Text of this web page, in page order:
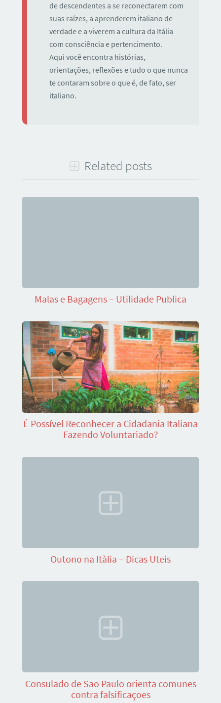
de descendentes a se reconectarem com
suas raízes, a aprenderem italiano de
verdade e a viverem a cultura da Itália
com consciência e pertencimento.
Aqui você encontra histórias,
orientações, reflexões e tudo o que nunca
te contaram sobre o que é, de fato, ser
italiano.
Related posts
Malas e Bagagens – Utilidade Publica
É Possível Reconhecer a Cidadania Italiana
Fazendo Voluntariado?
Outono na Itàlia – Dicas Uteis
Consulado de Sao Paulo orienta comunes
contra falsificaçoes